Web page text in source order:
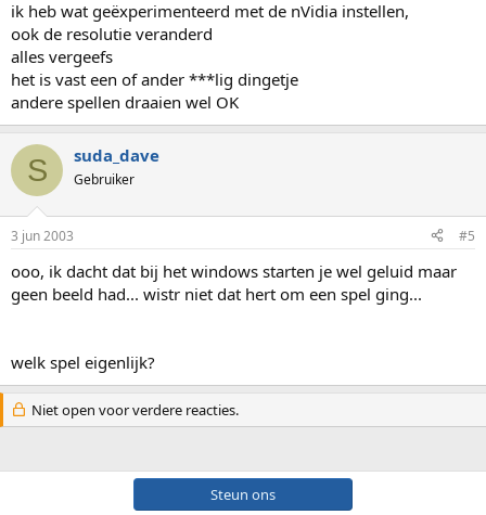
ik heb wat geëxperimenteerd met de nVidia instellen,
ook de resolutie veranderd
alles vergeefs
het is vast een of ander ***lig dingetje
andere spellen draaien wel OK
S suda_dave
Gebruiker
3 jun 2003 #5
ooo, ik dacht dat bij het windows starten je wel geluid maar
geen beeld had... wistr niet dat hert om een spel ging...
welk spel eigenlijk?
Niet open voor verdere reacties.
Steun ons